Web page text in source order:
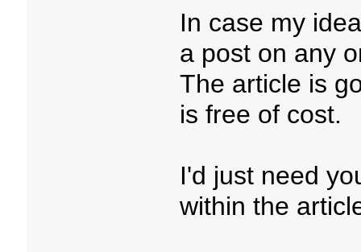
In case my
a post on any
The article is
is free of cost.
I'd just need
within the